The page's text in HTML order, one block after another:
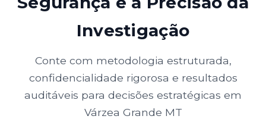
Investigação
Conte com metodologia estruturada,
confidencialidade rigorosa e resultados
auditáveis para decisões estratégicas em
Várzea Grande MT